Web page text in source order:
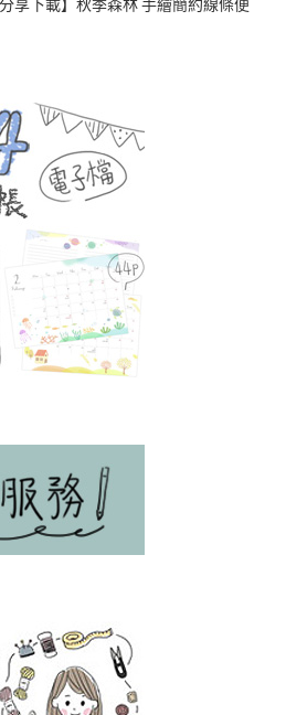
分享下載】秋季森林 手繪簡約線條便